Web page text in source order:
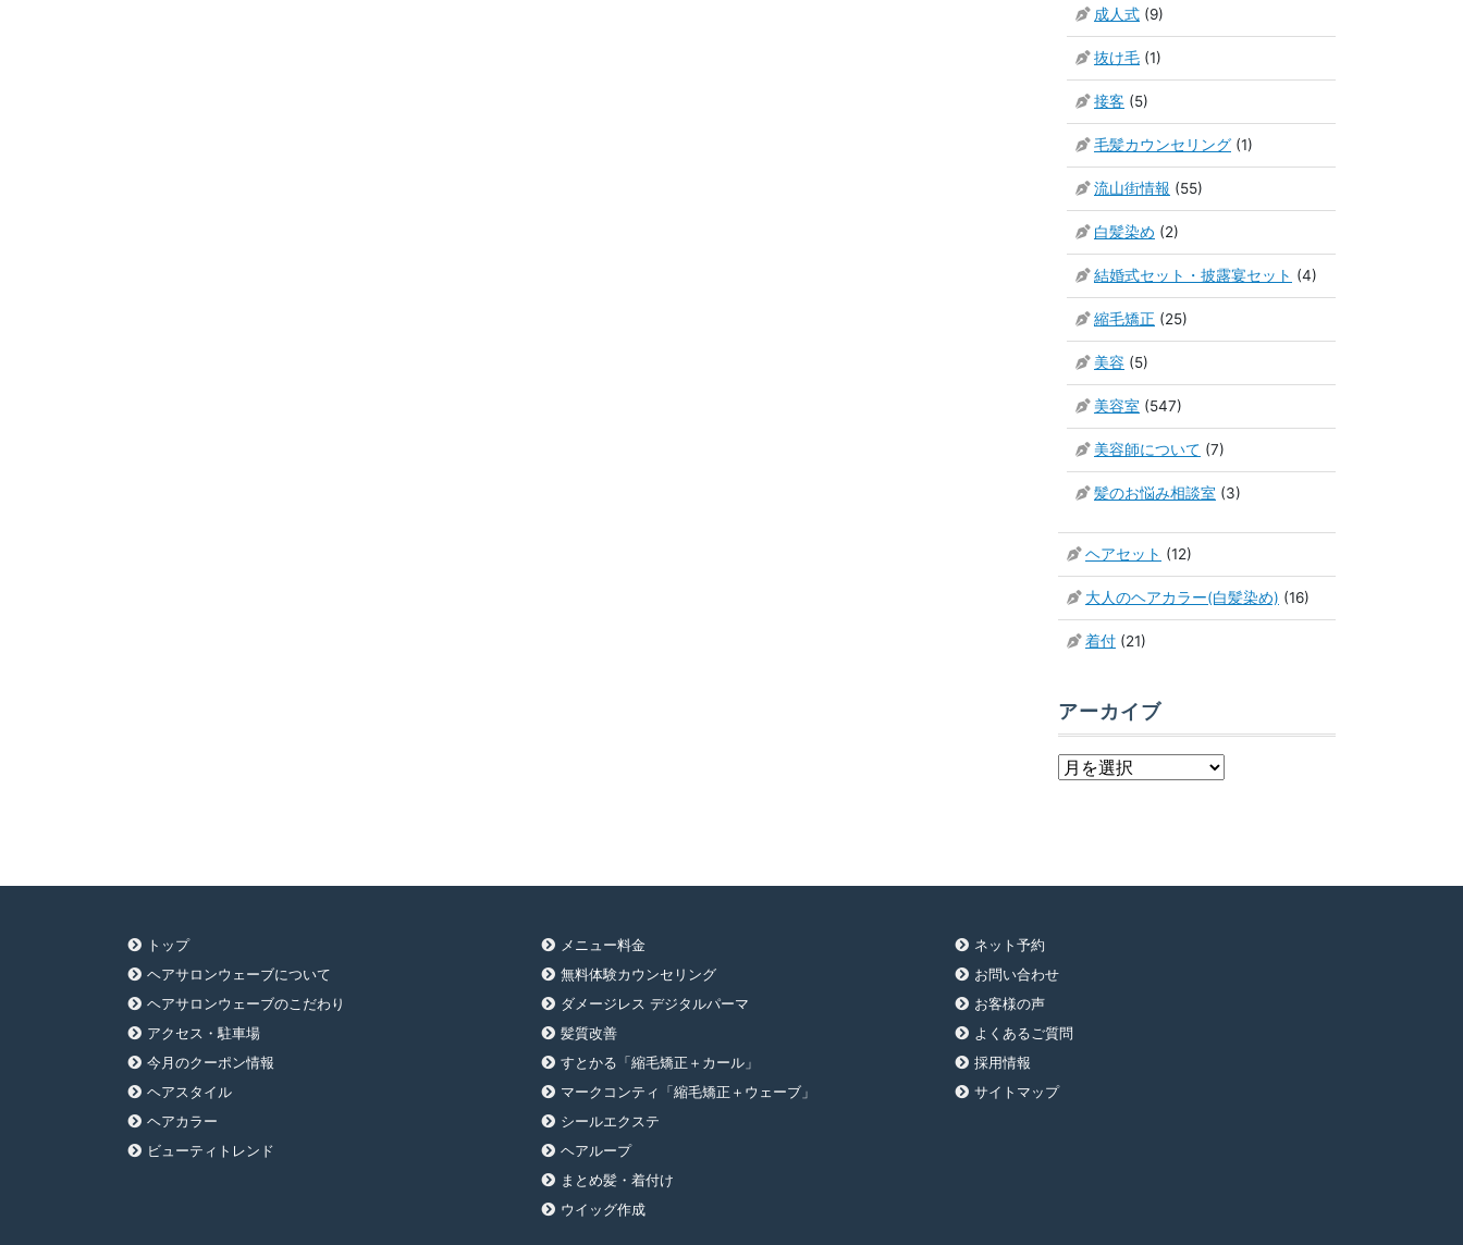
成人式 (9)
抜け毛 (1)
接客 (5)
毛髪カウンセリング (1)
流山街情報 (55)
白髪染め (2)
結婚式セット・披露宴セット (4)
縮毛矯正 (25)
美容 (5)
美容室 (547)
美容師について (7)
髪のお悩み相談室 (3)
ヘアセット (12)
大人のヘアカラー(白髪染め) (16)
着付 (21)
アーカイブ
ア
トップ
ヘアサロンウェーブについて
ヘアサロンウェーブのこだわり
アクセス・駐車場
今月のクーポン情報
ヘアスタイル
ヘアカラー
ビューティトレンド
メニュー料金
無料体験カウンセリング
ダメージレス デジタルパーマ
髪質改善
すとかる「縮毛矯正＋カール」
マークコンティ「縮毛矯正＋ウェーブ」
シールエクステ
ヘアループ
まとめ髪・着付け
ウイッグ作成
ネット予約
お問い合わせ
お客様の声
よくあるご質問
採用情報
サイトマップ